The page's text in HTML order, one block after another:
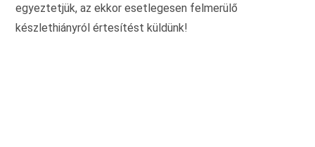
egyeztetjük, az ekkor esetlegesen felmerülő
készlethiányról értesítést küldünk!